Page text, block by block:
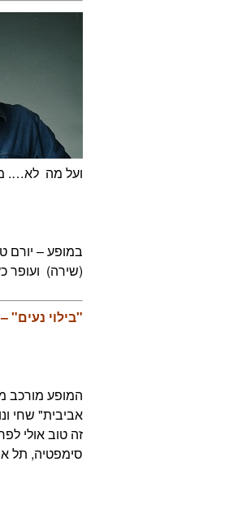
ועל מה לא…. מפי
(שירה) ועופר
"בילוי נעים"
המופע מורכב
אביבית" שחי
זה טוב אולי
סימפטיה, תל